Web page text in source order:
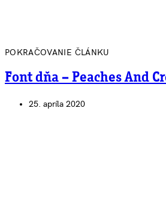
POKRAČOVANIE ČLÁNKU
Font dňa – Peaches And
25. apríla 2020